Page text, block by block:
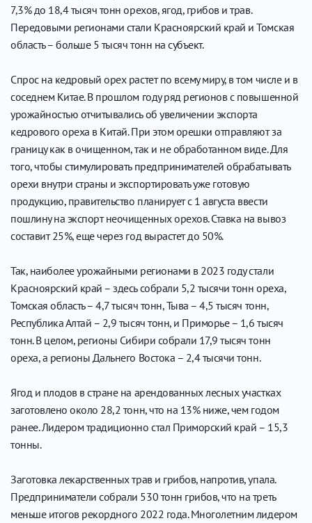
7,3% до 18,4 тысяч тонн орехов, ягод, грибов и трав.
Передовыми регионами стали Красноярский край и Томская
область – больше 5 тысяч тонн на субъект.
Спрос на кедровый орех растет по всему миру, в том числе и в
соседнем Китае. В прошлом году ряд регионов с повышенной
урожайностью отчитывались об увеличении экспорта
кедрового ореха в Китай. При этом орешки отправляют за
границу как в очищенном, так и не обработанном виде. Для
того, чтобы стимулировать предпринимателей обрабатывать
орехи внутри страны и экспортировать уже готовую
продукцию, правительство планирует с 1 августа ввести
пошлину на экспорт неочищенных орехов. Ставка на вывоз
составит 25%, еще через год вырастет до 50%.
Так, наиболее урожайными регионами в 2023 году стали
Красноярский край – здесь собрали 5,2 тысячи тонн ореха,
Томская область – 4,7 тысяч тонн, Тыва – 4,5 тысяч тонн,
Республика Алтай – 2,9 тысяч тонн, и Приморье – 1,6 тысяч
тонн. В целом, регионы Сибири собрали 17,9 тысяч тонн
ореха, а регионы Дальнего Востока – 2,4 тысячи тонн.
Ягод и плодов в стране на арендованных лесных участках
заготовлено около 28,2 тонн, что на 13% ниже, чем годом
ранее. Лидером традиционно стал Приморский край – 15,3
тонны.
Заготовка лекарственных трав и грибов, напротив, упала.
Предприниматели собрали 530 тонн грибов, что на треть
меньше итогов рекордного 2022 года. Многолетним лидером